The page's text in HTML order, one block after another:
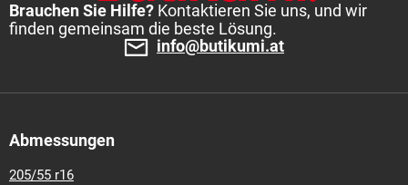
Brauchen Sie Hilfe? Kontaktieren Sie uns, und wir
finden gemeinsam die beste Lösung.
info@butikumi.at
Abmessungen
205/55 r16